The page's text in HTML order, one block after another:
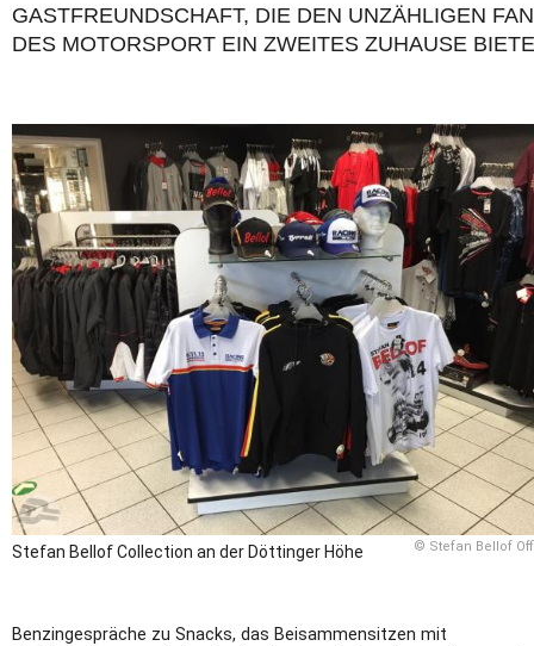
ASTFREUNDSCHAFT, DIE DEN UNZÄHLIGEN FANS
ES MOTORSPORT EIN ZWEITES ZUHAUSE
© Stefan Bellof
Stefan Bellof Collection an der Döttinger Höhe
Benzingespräche zu Snacks, das Beisammensitzen mit